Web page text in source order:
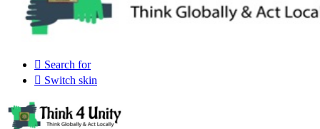
Search for
Switch skin